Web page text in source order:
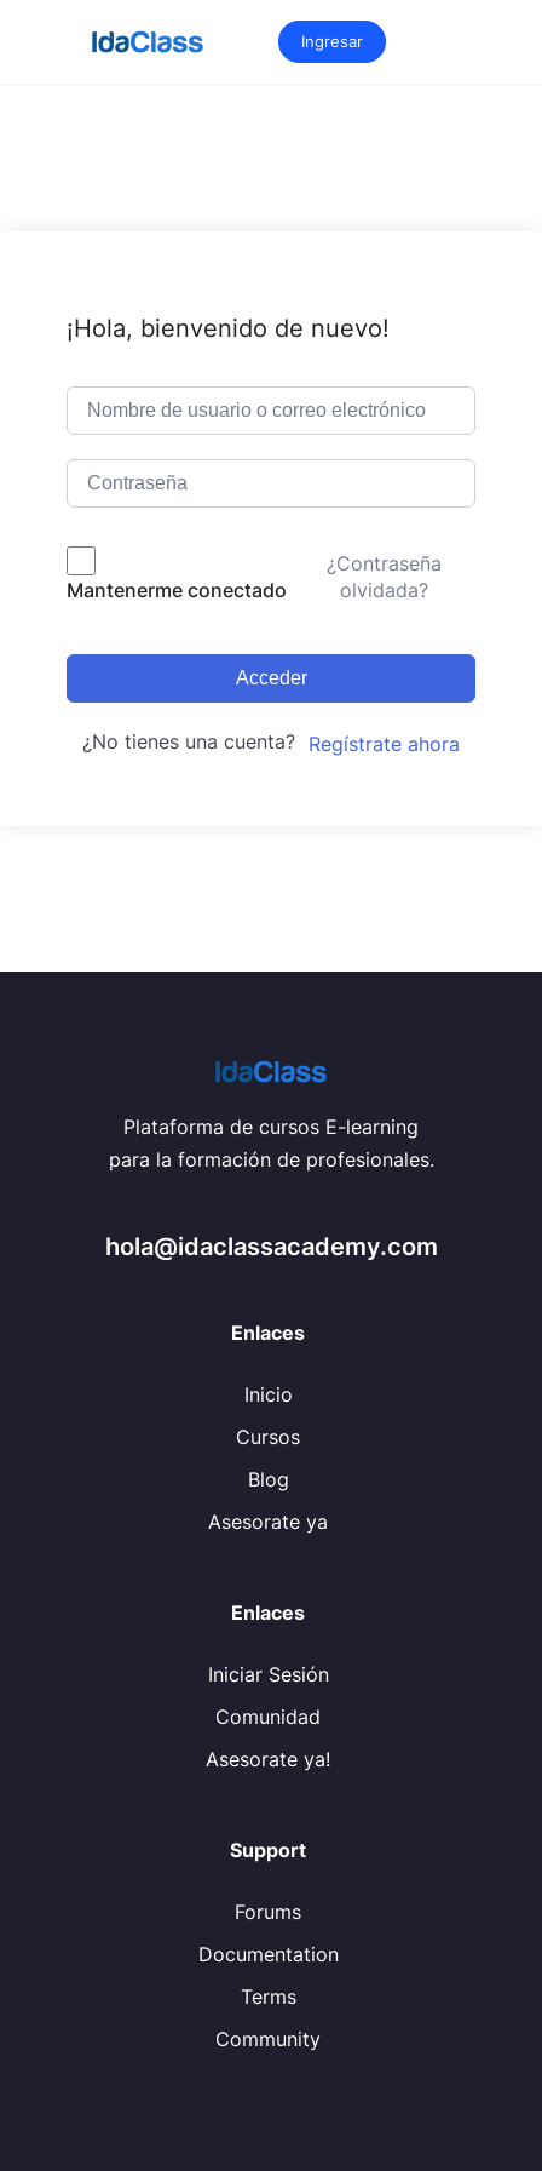
Ingresar
¡Hola, bienvenido de nuevo!
Mantenerme conectado
¿Contraseña
olvidada?
Acceder
¿No tienes una cuenta? Regístrate ahora
Plataforma de cursos E-learning
para la formación de profesionales.
hola@idaclassacademy.com
Enlaces
Inicio
Cursos
Blog
Asesorate ya
Enlaces
Iniciar Sesión
Comunidad
Asesorate ya!
Support
Forums
Documentation
Terms
Community